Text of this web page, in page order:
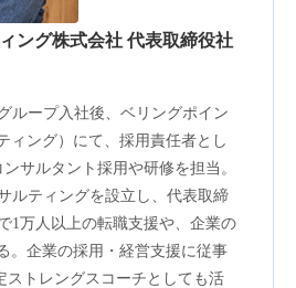
ング株式会社 代表取締役社
ループ入社後、ベリングポイン
ィング）にて、採用責任者とし
サルタント採用や研修を担当。
ルティングを設立し、代表取締
1万人以上の転職支援や、企業の
。企業の採用・経営支援に従事
ストレングスコーチとしても活